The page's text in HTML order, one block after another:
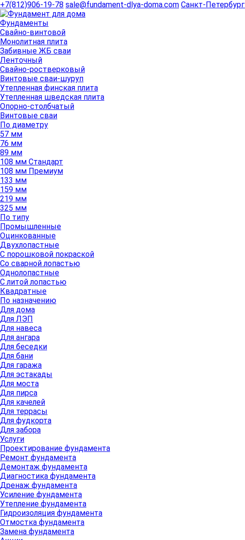
+7(812)906-19-78 sale@fundament-dlya-doma.com Санкт-Петербург
Фундаменты
Свайно-винтовой
Монолитная плита
Забивные ЖБ сваи
Ленточный
Свайно-ростверковый
Винтовые сваи-шуруп
Утепленная финская плита
Утепленная шведская плита
Опорно-столбчатый
Винтовые сваи
По диаметру
57 мм
76 мм
89 мм
108 мм Стандарт
108 мм Премиум
133 мм
159 мм
219 мм
325 мм
По типу
Промышленные
Оцинкованные
Двухлопастные
С порошковой покраской
Со сварной лопастью
Однолопастные
С литой лопастью
Квадратные
По назначению
Для дома
Для ЛЭП
Для навеса
Для ангара
Для беседки
Для бани
Для гаража
Для эстакады
Для моста
Для пирса
Для качелей
Для террасы
Для фудкорта
Для забора
Услуги
Проектирование фундамента
Ремонт фундамента
Демонтаж фундамента
Диагностика фундамента
Дренаж фундамента
Усиление фундамента
Утепление фундамента
Гидроизоляция фундамента
Отмостка фундамента
Замена фундамента